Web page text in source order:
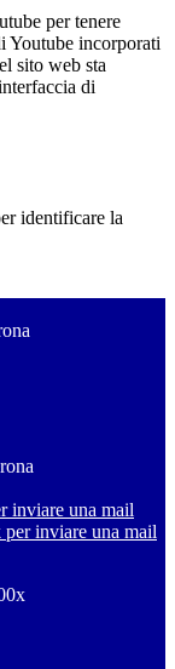
per tenere
Youtube incorporati
sito web sta
di
identificare la
inviare una mail
inviare una mail